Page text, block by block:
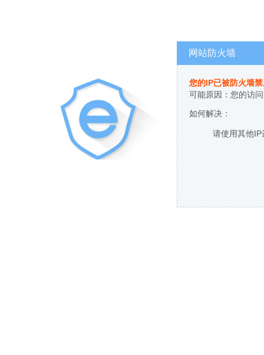
网站防火墙
您的IP已被防火墙
可能原因：您的访
如何解决：
请使用其他